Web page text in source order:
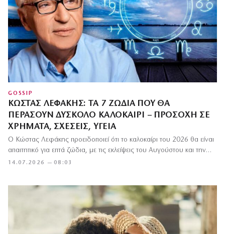
GOSSIP
ΚΏΣΤΑΣ ΛΕΦΆΚΗΣ: ΤΑ 7 ΖΏΔΙΑ ΠΟΥ ΘΑ
ΠΕΡΆΣΟΥΝ ΔΎΣΚΟΛΟ ΚΑΛΟΚΑΊΡΙ – ΠΡΟΣΟΧΉ ΣΕ
ΧΡΉΜΑΤΑ, ΣΧΈΣΕΙΣ, ΥΓΕΊΑ
14.07.2026 — 08:03
Ο Κώστας Λεφάκης προειδοποιεί ότι το καλοκαίρι του 2026 θα είναι
απαιτητικό για επτά ζώδια, με τις εκλείψεις του Αυγούστου και την…